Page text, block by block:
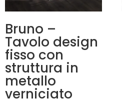
Bruno –
Tavolo design
fisso con
struttura in
metallo
verniciato